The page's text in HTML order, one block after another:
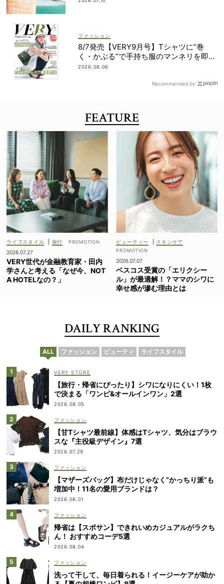
ファッション
8/7発売【VERY9月号】Tシャツに“巻
く・かぶる”で手持ち服のマンネリを即解
決！
2026.08.06
Recommended by
FEATURE
ライフスタイル
旅行
2026.07.27
VERY世代が金融教育家・田内
学さんと考える「なぜ今、NOT
A HOTELなの？」
ビューティー スキンケア
2026.07.07
ベスコス受賞の「エリクシー
ル」が最適解！？ママのシワに
幸せ感が滲む理由とは
DAILY RANKING
ALL ファッション ビューティ ライフスタイル
VERY STORE
【旅行・帰省にぴったり】シワになりにくい！1枚
で決まる「ワンピ&オールインワン」2選
2026.08.05
ファッション
【甘Tシャツ最前線】体感はTシャツ、気分はブラウ
スな『主役級デザイン』7選
2026.07.29
ファッション
【マザーズバッグ】布だけじゃなく“かっちり派”も
増加中！11名の愛用ブランドは？
2026.08.01
ファッション
帰省は【スポサン】できれいめカジュアルがラクち
ん！ おすすめコーデ5選
2026.08.04
ファッション
洗って干して、毎日着られる！イージーケアが助か